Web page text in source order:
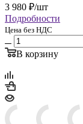
3 980 ₽/шт
Подробности
Цена без НДС
В корзину